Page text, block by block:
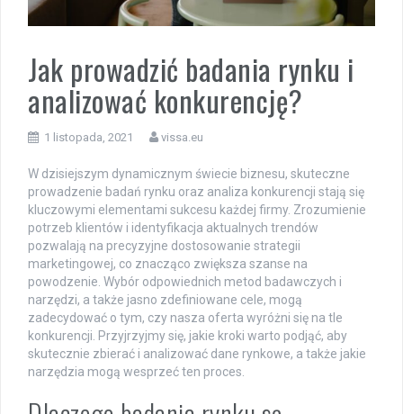
Jak prowadzić badania rynku i
analizować konkurencję?
1 listopada, 2021 vissa.eu
W dzisiejszym dynamicznym świecie biznesu, skuteczne
prowadzenie badań rynku oraz analiza konkurencji stają się
kluczowymi elementami sukcesu każdej firmy. Zrozumienie
potrzeb klientów i identyfikacja aktualnych trendów
pozwalają na precyzyjne dostosowanie strategii
marketingowej, co znacząco zwiększa szanse na
powodzenie. Wybór odpowiednich metod badawczych i
narzędzi, a także jasno zdefiniowane cele, mogą
zadecydować o tym, czy nasza oferta wyróżni się na tle
konkurencji. Przyjrzyjmy się, jakie kroki warto podjąć, aby
skutecznie zbierać i analizować dane rynkowe, a także jakie
narzędzia mogą wesprzeć ten proces.